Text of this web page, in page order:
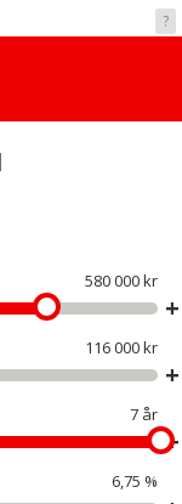
580 000 kr
116 000 kr
7 år
6,75 %
?